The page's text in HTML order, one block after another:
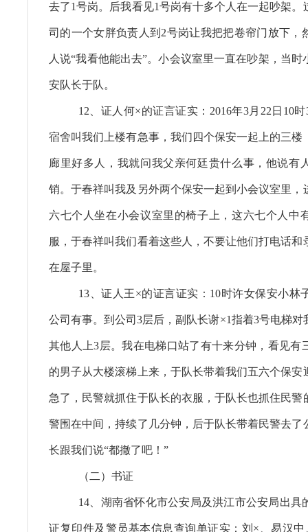
去了1号岗。后我看见1号岗有十多个人在一起吵架。
司的一个女胖负责人到2号岗让我把把卷帘门放下，
人说“我看他能出去”。小会议室里一直在吵架，当时
安队长于队。
12、证人何×的证言证实：2016年3月22日10
宿舍叫我们上楼有急事，我们四个保安一起上的三楼
廊里好多人，我就问我父亲何廷贵什么事，他说有
销。于春祥叫我及另外两个保安一起到小会议室里，
六七个人坐在小会议室里的椅子上，这六七个人中
服，于春祥叫我们看着这些人，不要让他们打电话和
在屋子里。
13、证人王×的证言证实：10时许女保安小林
公司有事。到公司3层后，副队长谢×1指着3号电梯对
其他人上3层。我在电梯口站了有十来分钟，看见有
的男子从大楼滚梯上来，于队长带着我们五六个保安
急了，民警就抓住于队长的衣服，于队长也抓住民警
警围在中间，持续了几分钟，后于队长带着民警去了
长跟我们说“都撤了吧！”
（二）书证
14、湖南省怀化市公安局及洪江市公安局出具
证复印件及警员基本信息查询单证实：刘×、易汉